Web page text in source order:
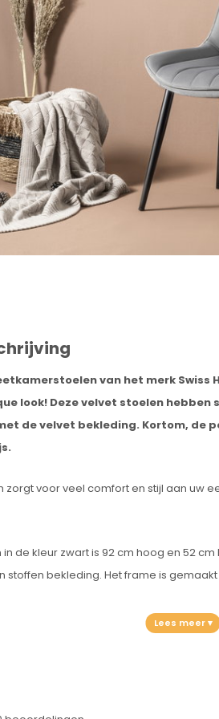
van het merk Swiss
look! Deze velvet stoelen
de velvet bekleding. Kortom, de
zorgt voor veel comfort en stijl aan uw
de kleur zwart is 92 cm hoog en 52
stoffen bekleding. Het frame is
Eetkamerstoel